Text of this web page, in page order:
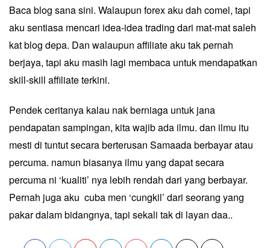
Baca blog sana sini. Walaupun forex aku dah comel, tapi
aku sentiasa mencari idea-idea trading dari mat-mat saleh
kat blog depa. Dan walaupun affiliate aku tak pernah
berjaya, tapi aku masih lagi membaca untuk mendapatkan
skill-skill affiliate terkini.
Pendek ceritanya kalau nak berniaga untuk jana
pendapatan sampingan, kita wajib ada ilmu. dan ilmu itu
mesti di tuntut secara berterusan Samaada berbayar atau
percuma. namun biasanya ilmu yang dapat secara
percuma ni ‘kualiti’ nya lebih rendah dari yang berbayar.
Pernah juga aku cuba men ‘cungkil’ dari seorang yang
pakar dalam bidangnya, tapi sekali tak di layan daa..